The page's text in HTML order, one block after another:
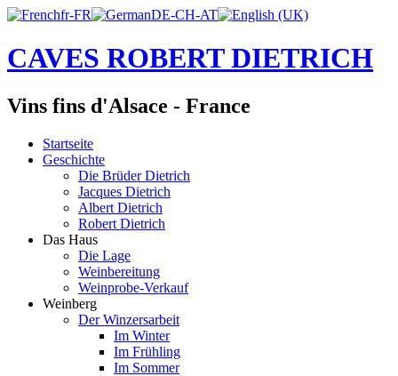
CAVES ROBERT DIETRICH
Vins fins d'Alsace - France
Startseite
Geschichte
Die Brüder Dietrich
Jacques Dietrich
Albert Dietrich
Robert Dietrich
Das Haus
Die Lage
Weinbereitung
Weinprobe-Verkauf
Weinberg
Der Winzersarbeit
Im Winter
Im Frühling
Im Sommer